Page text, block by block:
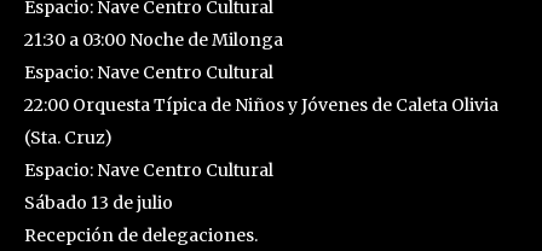
Espacio: Nave Centro Cultural
21:30 a 03:00 Noche de Milonga
Espacio: Nave Centro Cultural
22:00 Orquesta Típica de Niños y Jóvenes de Caleta Olivia
(Sta. Cruz)
Espacio: Nave Centro Cultural
Sábado 13 de julio
Recepción de delegaciones.